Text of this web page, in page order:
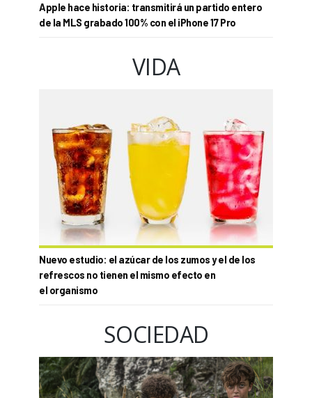
Apple hace historia: transmitirá un partido entero
de la MLS grabado 100% con el iPhone 17 Pro
VIDA
Nuevo estudio: el azúcar de los zumos y el de los
refrescos no tienen el mismo efecto en
el organismo
SOCIEDAD